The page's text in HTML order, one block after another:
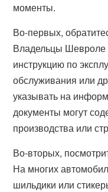
моменты.
Во-первых,
Владельцы Шевроле
инструкцию по
обслуживания или
указывать на
документы могут
производства или
Во-вторых,
На многих
шильдики или